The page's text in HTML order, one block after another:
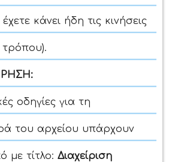
κάνει ήδη τις κινήσεις
.
οδηγίες για τη
του αρχείου υπάρχουν
με τίτλο: Διαχείριση